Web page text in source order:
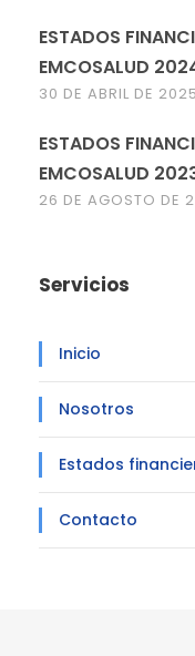
ESTADOS
EMCOSALUD
30 DE ABRIL DE 2025
ESTADOS
EMCOSALUD
26 DE AGOSTO DE
Servicios
Inicio
Nosotros
Estados
Contacto